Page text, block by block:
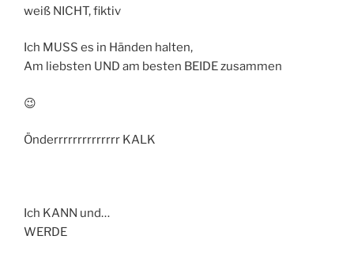
weiß NICHT, fiktiv
Ich MUSS es in Händen halten,
Am liebsten UND am besten BEIDE zusammen
😉
Önderrrrrrrrrrrrrr KALK
Ich KANN und…
WERDE